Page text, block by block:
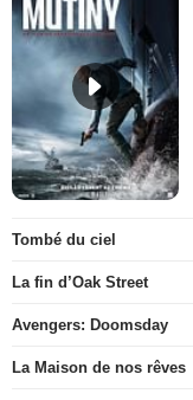
Tombé du ciel
La fin d’Oak Street
Avengers: Doomsday
La Maison de nos rêves